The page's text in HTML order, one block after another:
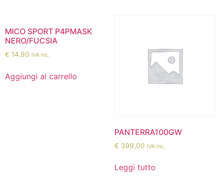
MICO SPORT P4PMASK
NERO/FUCSIA
€ 14,90 IVA inc.
Aggiungi al carrello
PANTERRA100GW
€ 399,00 IVA inc.
Leggi tutto